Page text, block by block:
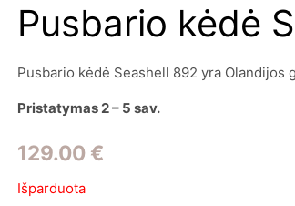
Pusbario kėdė
Pusbario kėdė Seashell 892 yra Olandijos
Pristatymas 2 – 5 sav.
129.00 €
Išparduota